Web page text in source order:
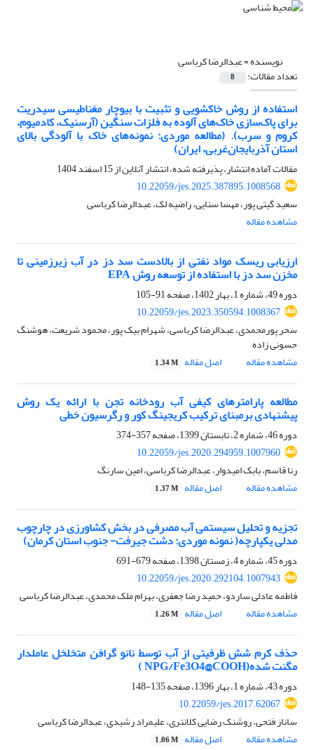
نویسنده =عبدالرضا کرباسی
تعداد مقالات: 8
استفاده از روش خاکشویی و تثبیت با بیوچار مغناطیسی سیدریت
برای پاک‌سازی خاک‌های آلوده به فلزات سنگین (آرسنیک، کادمیوم،
کروم و سرب). (مطالعه موردی: نمونه‌های خاک با آلودگی بالای
استان آذربایجان‌غربی، ایران)
مقالات آماده انتشار، پذیرفته شده، انتشار آنلاین از15 اسفند 1404
10.22059/jes.2025.387895.1008568
سعید گیتی پور، مهسا سنایی، راضیه لک، عبدالرضا کرباسی
مشاهده مقاله
ارزیابی ریسک مواد نفتی از بالادست سد دز در آب زیرزمینی تا
مخزن سد دز با استفاده از توسعه روش EPA
دوره 49، شماره 1، بهار 1402، صفحه
91-105
10.22059/jes.2023.350594.1008367
سحر پورمحمدی، عبدالرضا کرباسی، شهرام بیک پور، محمود شریعت، هوشنگ
حسونی زاده
مشاهده مقاله
اصل مقاله 1.34 M
مطالعه پارامترهای کیفی آب رودخانه تجن با ارائه یک روش
پیشنهادی برمبنای ترکیب کریجینگ کور و رگرسیون خطی
دوره 46، شماره 2، تابستان 1399، صفحه
357-374
10.22059/jes.2020.294959.1007960
رنا قاسم، بابک امیدوار، عبدالرضا کرباسی، امین سارنگ
مشاهده مقاله
اصل مقاله 1.37 M
تجزیه و تحلیل سیستمی آب مصرفی در بخش کشاورزی در چارچوب
مدلی یکپارچه( نمونه موردی: دشت جیرفت- جنوب استان کرمان)
دوره 45، شماره 4، زمستان 1398، صفحه
679-691
10.22059/jes.2020.292104.1007943
فاطمه عادلی ساردو، حمید رضا جعفری، بهرام ملک محمدی، عبدالرضا کرباسی
مشاهده مقاله
اصل مقاله 1.26 M
حذف کرم شش ظرفیتی از آب توسط نانو گرافن متخلخل عاملدار
مگنت شده(NPG/Fe3O4@COOH )
دوره 43، شماره 1، بهار 1396، صفحه
135-148
10.22059/jes.2017.62067
ساناز فتحی، روشنک رضایی کلانتری، علیمراد رشیدی، عبدالرضا کرباسی
مشاهده مقاله
اصل مقاله 1.06 M